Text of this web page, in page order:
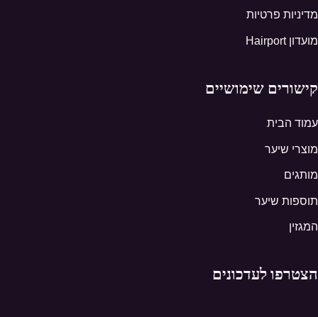
מדיניות פרטיות
מועדון Hairport
קישורים שימושיים
עמוד הבית
מוצרי שיער
מותגים
תוספות שיער
המגזין
הצטרפו לעדכונים